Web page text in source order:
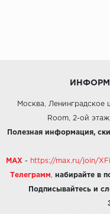
Москва, Ленинградское
Room, 2-ой
Полезная информация,
MAX - https://max.ru/join/
Телеграмм набирайте в
Подписывайтесь и